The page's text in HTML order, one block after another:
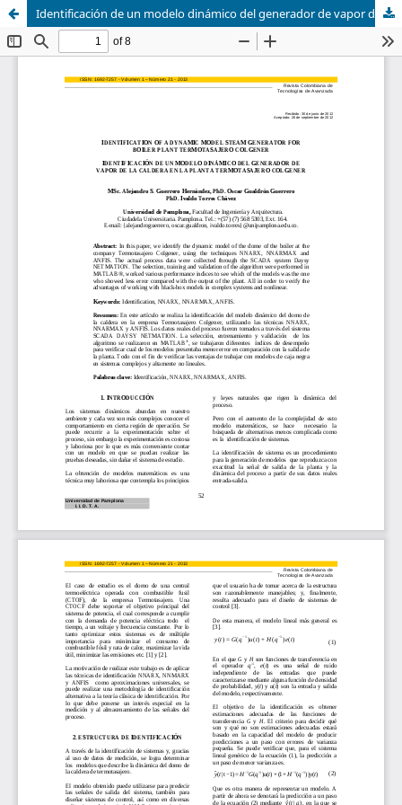
Identificación de un modelo dinámico del generador de vapor de la caldera en la planta termotasajero colgener